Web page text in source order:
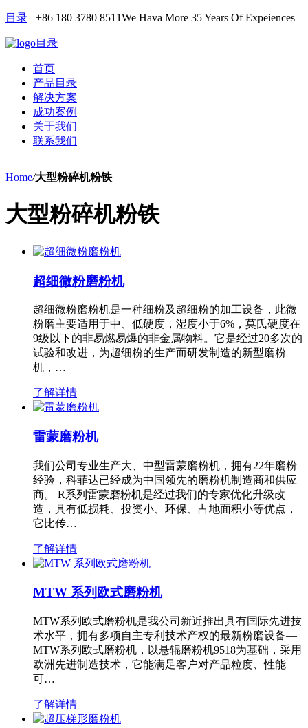
目录 +86 180 3780 8511We Hava More 35 Years Of Expeiences
目录
首页
产品目录
解决方案
成功案例
关于我们
联系我们
Home/大型粉碎机粉铁
大型粉碎机粉铁
超细微粉磨粉机
超细微粉磨粉机是一种细粉及超细粉的加工设备，此微
粉磨主要适用于中、低硬度，湿度小于6%，莫氏硬度在
9级以下的非易燃易爆的非金属物料。它是经过20多次的
试验和改进，为超细粉的生产而研发制造的新型磨粉
机，…
了解详情
雷蒙磨粉机
我们公司专业生产大、中型雷蒙磨粉机，拥有22年磨粉
经验，科菲达已经成为中国领先的磨粉机制造商和供应
商。 R系列雷蒙磨粉机是经过我们的专家优化升级改
造，具有低损耗、投资小、环保、占地面积小等优点，
它比传…
了解详情
MTW 系列欧式磨粉机
MTW系列欧式磨粉机是我公司新近推出具有国际先进技
术水平，拥有多项自主专利技术产权的最新粉磨设备—
MTW系列欧式磨粉机，以悬辊磨粉机9518为基础，采用
欧洲先进制造技术，它能满足客户对产品粒度、性能
可…
了解详情